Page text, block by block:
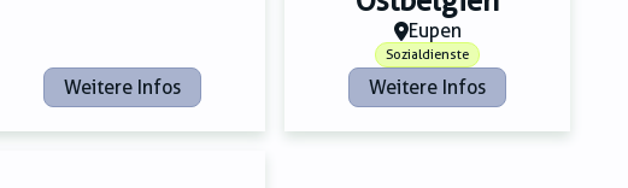
Weitere Infos
Eupen
Sozialdienste
Weitere Infos